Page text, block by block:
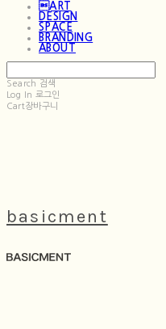
ART
DESIGN
SPACE
BRANDING
ABOUT
Search 검색
Log In 로그인
Cart장바구니
basicment